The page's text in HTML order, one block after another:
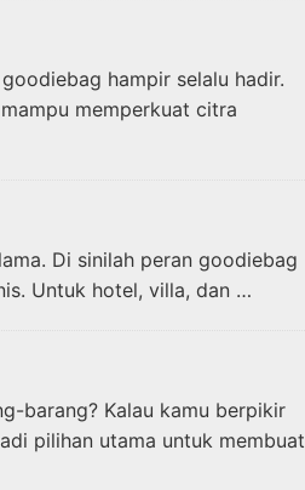
hampir selalu hadir.
memperkuat citra
Di sinilah peran goodiebag
Untuk hotel, villa, dan …
barang? Kalau kamu berpikir
pilihan utama untuk membuat